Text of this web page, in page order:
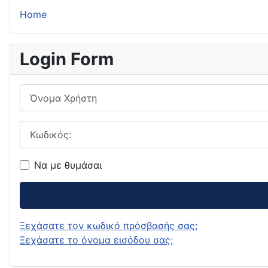
Home
Login Form
Όνομα Χρήστη
Να με θυμάσαι
Ξεχάσατε τον κωδικό πρόσβασής σας;
Ξεχάσατε το όνομα εισόδου σας;